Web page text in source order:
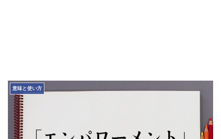
意味と使い方